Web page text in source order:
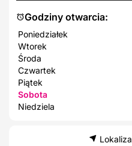
Godziny otwarcia:
Poniedziałek
Wtorek
Środa
Czwartek
Piątek
Sobota
Niedziela